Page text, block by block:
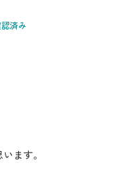
済み
ます。